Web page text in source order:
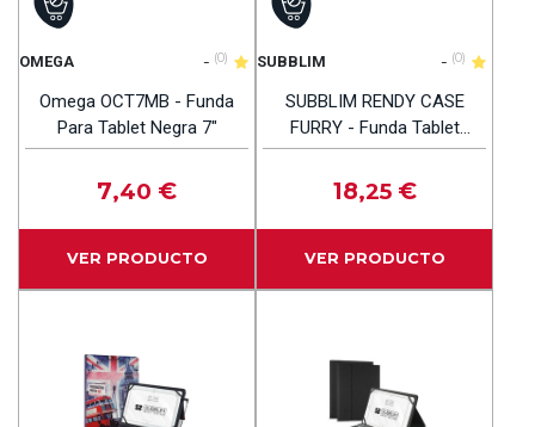
OMEGA - (0)
Omega OCT7MB - Funda
Para Tablet Negra 7"
7,40 €
VER PRODUCTO
SUBBLIM - (0)
SUBBLIM RENDY CASE
FURRY - Funda Tablet
9.6"-11"
18,25 €
VER PRODUCTO